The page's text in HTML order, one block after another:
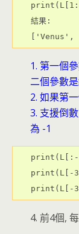
結果:
1. 第一個
二個參數
2. 如果第
3. 支援倒
為 -1
print(L[:-
print(L[-
print(L[-
4. 前4個,